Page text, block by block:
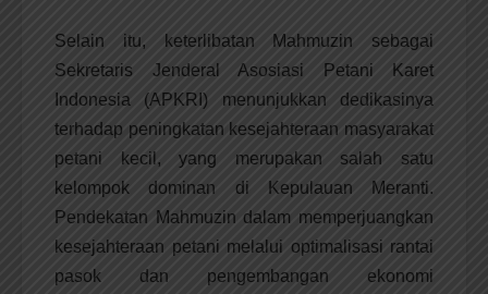
Selain itu, keterlibatan Mahmuzin sebagai
Sekretaris Jenderal Asosiasi Petani Karet
Indonesia (APKRI) menunjukkan dedikasinya
terhadap peningkatan kesejahteraan masyarakat
petani kecil, yang merupakan salah satu
kelompok dominan di Kepulauan Meranti.
Pendekatan Mahmuzin dalam memperjuangkan
kesejahteraan petani melalui optimalisasi rantai
pasok dan pengembangan ekonomi